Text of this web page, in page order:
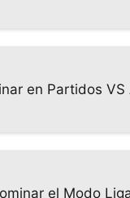
en Partidos VS
el Modo